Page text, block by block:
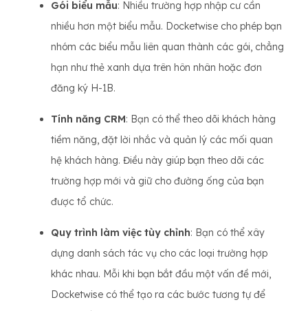
Gói biểu mẫu: Nhiều trường hợp nhập cư cần
nhiều hơn một biểu mẫu. Docketwise cho phép bạn
nhóm các biểu mẫu liên quan thành các gói, chẳng
hạn như thẻ xanh dựa trên hôn nhân hoặc đơn
đăng ký H-1B.
Tính năng CRM: Bạn có thể theo dõi khách hàng
tiềm năng, đặt lời nhắc và quản lý các mối quan
hệ khách hàng. Điều này giúp bạn theo dõi các
trường hợp mới và giữ cho đường ống của bạn
được tổ chức.
Quy trình làm việc tùy chỉnh: Bạn có thể xây
dựng danh sách tác vụ cho các loại trường hợp
khác nhau. Mỗi khi bạn bắt đầu một vấn đề mới,
Docketwise có thể tạo ra các bước tương tự để